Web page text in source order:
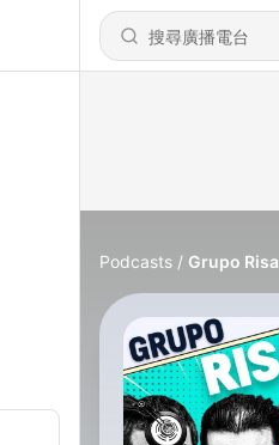
Podcasts Grupo Risa